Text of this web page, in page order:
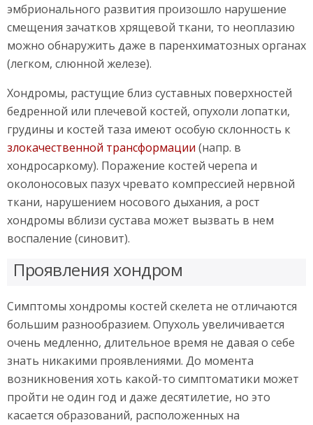
эмбрионального развития произошло нарушение
смещения зачатков хрящевой ткани, то неоплазию
можно обнаружить даже в паренхиматозных органах
(легком, слюнной железе).
Хондромы, растущие близ суставных поверхностей
бедренной или плечевой костей, опухоли лопатки,
грудины и костей таза имеют особую склонность к
злокачественной трансформации (напр. в
хондросаркому). Поражение костей черепа и
околоносовых пазух чревато компрессией нервной
ткани, нарушением носового дыхания, а рост
хондромы вблизи сустава может вызвать в нем
воспаление (синовит).
Проявления хондром
Симптомы хондромы костей скелета не отличаются
большим разнообразием. Опухоль увеличивается
очень медленно, длительное время не давая о себе
знать никакими проявлениями. До момента
возникновения хоть какой-то симптоматики может
пройти не один год и даже десятилетие, но это
касается образований, расположенных на